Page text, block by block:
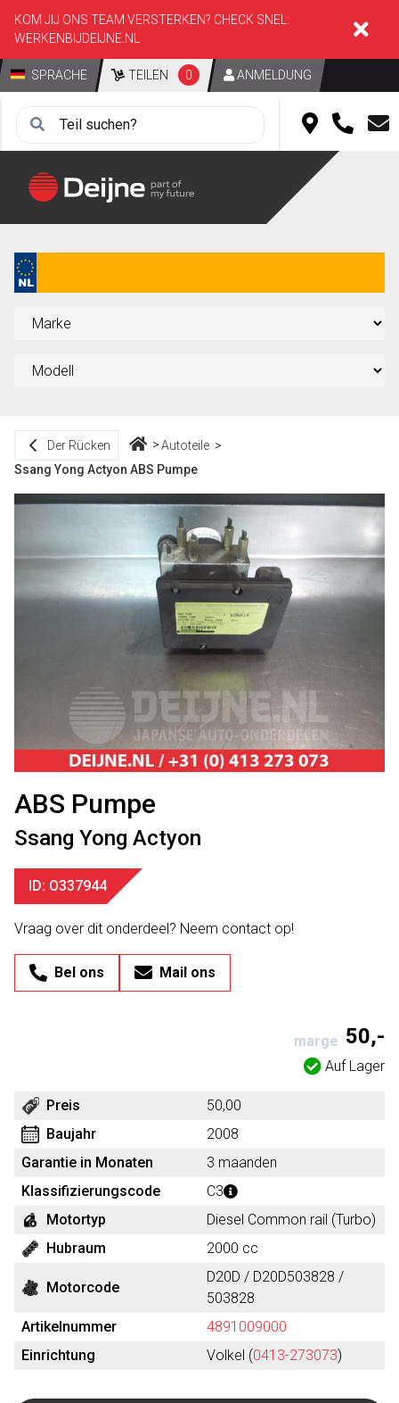
KOM JIJ ONS TEAM VERSTERKEN? CHECK SNEL:
WERKENBIJDEIJNE.NL
SPRACHE TEILEN 0 ANMELDUNG
Der Rücken
Autoteile
Ssang Yong Actyon ABS Pumpe
ABS Pumpe
Ssang Yong Actyon
ID: O337944
Vraag over dit onderdeel? Neem contact op!
Bel ons Mail ons
marge 50,-
Auf Lager
Preis
50,00
Baujahr
2008
Garantie in Monaten
3 maanden
Klassifizierungscode
C3
Motortyp
Diesel Common rail (Turbo)
Hubraum
2000 cc
Motorcode
D20D / D20D503828 /
503828
Artikelnummer
4891009000
Einrichtung
Volkel (0413-273073)